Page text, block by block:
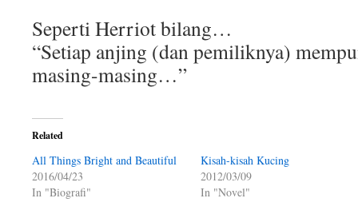
Seperti Herriot bilang…
“Setiap anjing (dan pemiliknya)
masing-masing…”
Related
All Things Bright and Beautiful
2016/04/23
In "Biografi"
Kisah-kisah Kucing
2012/03/09
In "Novel"